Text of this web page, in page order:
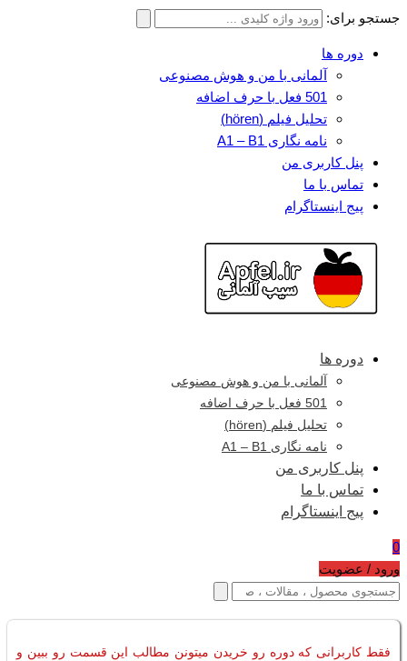
جستجو برای:
دوره ها
آلمانی با من و هوش مصنوعی
501 فعل با حرف اضافه
تحلیل فیلم (hören)
نامه نگاری A1 – B1
پنل کاربری من
تماس با ما
پیج اینستاگرام
دوره ها
آلمانی با من و هوش مصنوعی
501 فعل با حرف اضافه
تحلیل فیلم (hören)
نامه نگاری A1 – B1
پنل کاربری من
تماس با ما
پیج اینستاگرام
0
ورود / عضویت
فقط کاربرانی که دوره رو خریدن میتونن مطالب این قسمت رو ببین و